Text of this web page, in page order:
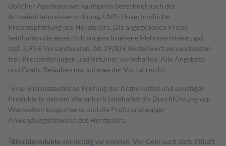
Üblicher Apothekenverkaufspreis berechnet nach der
Arzneimittelpreisverordnung. UVP: Unverbindliche
Preisempfehlung des Herstellers. Die angegebenen Preise
beinhalten die gesetzlich vorgeschriebene Mehrwertsteuer, ggf.
zzgl. 3,95 € Versandkosten. Ab 29,00 € Bestell­wert versand­kosten­
frei. Preisänderungen und Irrtümer vorbehalten. Alle Angebote
und Gratis-Beigaben nur solange der Vorrat reicht.
1 Eine pharmazeutische Prüfung der Arzneimittel und sonstigen
Produkte in deinem Warenkorb beinhaltet die Durchführung von
Wechselwirkungschecks und die Prüfung etwaiger
Anwendungshinweise des Herstellers.
2Biozidproduktevorsichtig verwenden. Vor Gebrauch stets Etikett